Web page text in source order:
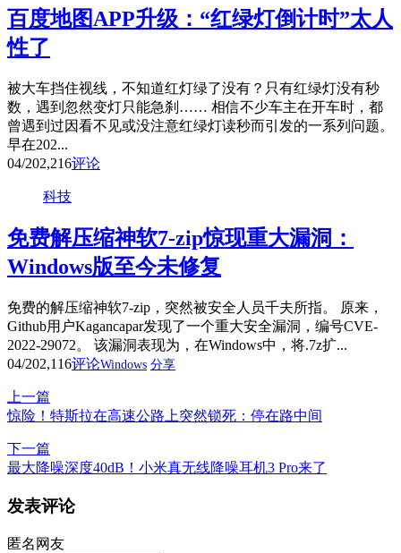
百度地图APP升级：“红绿灯倒计时”太人
性了
被大车挡住视线，不知道红灯绿了没有？只有红绿灯没有秒
数，遇到忽然变灯只能急刹…… 相信不少车主在开车时，都
曾遇到过因看不见或没注意红绿灯读秒而引发的一系列问题。
早在202...
04/202,216评论
科技
免费解压缩神软7-zip惊现重大漏洞：
Windows版至今未修复
免费的解压缩神软7-zip，突然被安全人员千夫所指。 原来，
Github用户Kagancapar发现了一个重大安全漏洞，编号CVE-
2022-29072。 该漏洞表现为，在Windows中，将.7z扩...
04/202,116评论Windows 分享
上一篇
惊险！特斯拉在高速公路上突然锁死：停在路中间
下一篇
最大降噪深度40dB！小米真无线降噪耳机3 Pro来了
发表评论
匿名网友